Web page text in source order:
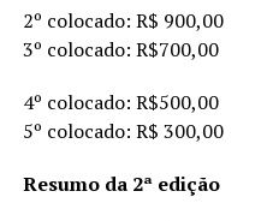
2º colocado: R$ 900,00
3º colocado: R$700,00
4º colocado: R$500,00
5º colocado: R$ 300,00
Resumo da 2ª edição